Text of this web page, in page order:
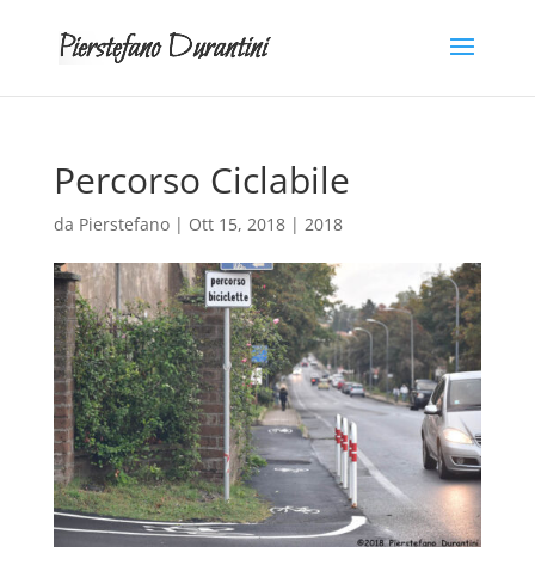
Percorso Ciclabile
da Pierstefano| Ott 15, 2018| 2018